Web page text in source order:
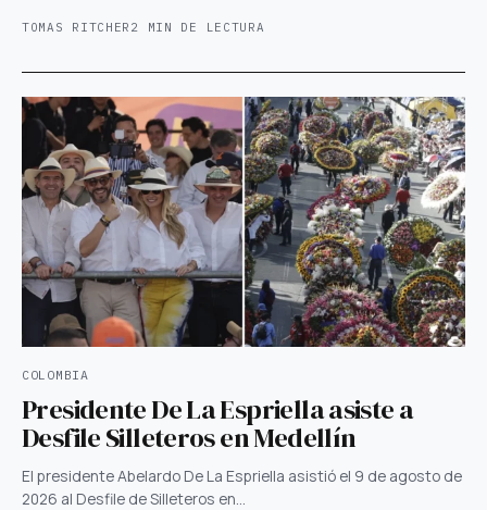
TOMAS RITCHER 2 MIN DE LECTURA
COLOMBIA
Presidente De La Espriella asiste a
Desfile Silleteros en Medellín
El presidente Abelardo De La Espriella asistió el 9 de agosto de
2026 al Desfile de Silleteros en…